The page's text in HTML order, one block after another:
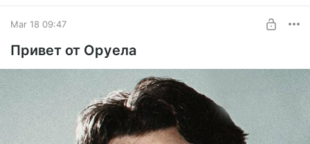
Mar 18 09:47
Привет от Оруела